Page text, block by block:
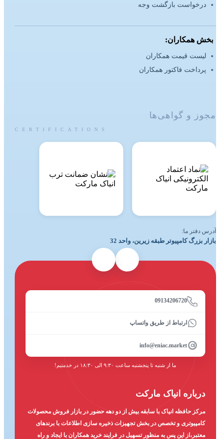
درخواست بازگشت وجه
بخش همکاران:
لیست قیمت همکاران
پرداخت فاکتور همکاران
مجوز و گواهی‌ها
CERTIFICATIONS
آدرس دفتر ما:
بازار بزرگ کامپیوتر طبقه زیرین، واحد 32
09134206720
ارتباط از طریق واتساپ
info@eniac.market
ما از شنبه تا پنجشنبه ساعت ۹:۳۰ الی ۱۸:۳۰ در خدمتیم!
درباره انیاک مارکت
مرکز حافظه انیاک با سابقه بیش از دو دهه حضور در بازار فروش محصولات
کامپیوتری و تخصص در بخش تجهیزات ذخیره سازی اطلاعات با برندهای
معتبر،از این پس به منظور تسهیل در فرایند خرید همکاران با ایجاد و راه